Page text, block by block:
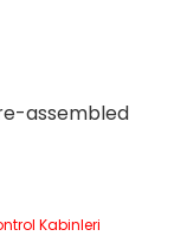
assembled
Kabinleri